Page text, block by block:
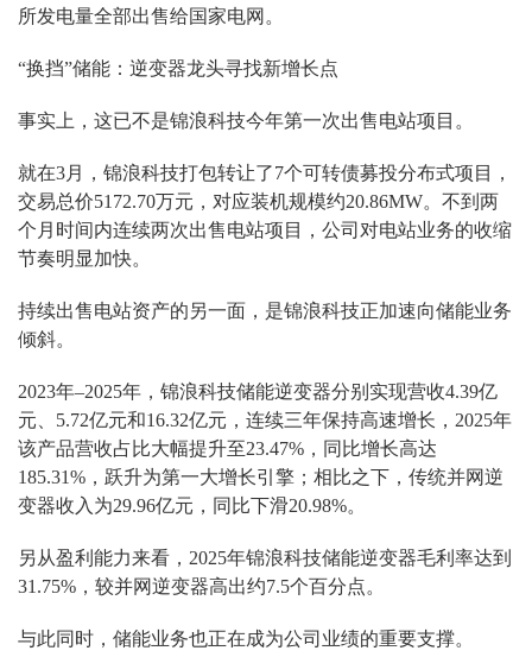
所发电量全部出售给国家电网。
“换挡”储能：逆变器龙头寻找新增长点
事实上，这已不是锦浪科技今年第一次出售电站项目。
就在3月，锦浪科技打包转让了7个可转债募投分布式项目，
交易总价5172.70万元，对应装机规模约20.86MW。不到两
个月时间内连续两次出售电站项目，公司对电站业务的收缩
节奏明显加快。
持续出售电站资产的另一面，是锦浪科技正加速向储能业务
倾斜。
2023年–2025年，锦浪科技储能逆变器分别实现营收4.39亿
元、5.72亿元和16.32亿元，连续三年保持高速增长，2025年
该产品营收占比大幅提升至23.47%，同比增长高达
185.31%，跃升为第一大增长引擎；相比之下，传统并网逆
变器收入为29.96亿元，同比下滑20.98%。
另从盈利能力来看，2025年锦浪科技储能逆变器毛利率达到
31.75%，较并网逆变器高出约7.5个百分点。
与此同时，储能业务也正在成为公司业绩的重要支撑。